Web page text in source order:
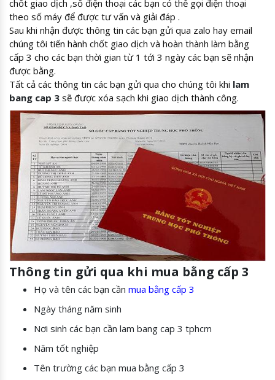
chốt giao dịch ,số điện thoại các bạn có thể gọi điện thoại
theo số máy để được tư vấn và giải đáp .
Sau khi nhận được thông tin các bạn gửi qua zalo hay email
chúng tôi tiến hành chốt giao dịch và hoàn thành làm bằng
cấp 3 cho các bạn thời gian từ 1 tới 3 ngày các bạn sẽ nhận
được bằng.
Tất cả các thông tin các bạn gửi qua cho chúng tôi khi lam
bang cap 3 sẽ được xóa sạch khi giao dịch thành công.
Thông tin gửi qua khi mua bằng cấp 3
Họ và tên các bạn cần mua bằng cấp 3
Ngày tháng năm sinh
Nơi sinh các bạn cần lam bang cap 3 tphcm
Năm tốt nghiệp
Tên trường các bạn mua bằng cấp 3